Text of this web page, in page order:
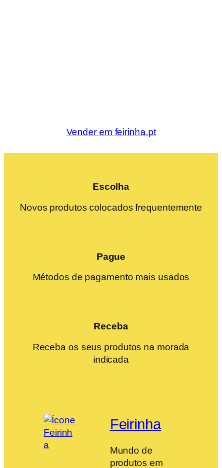
Vender em feirinha.pt
Escolha
Novos produtos colocados frequentemente
Pague
Métodos de pagamento mais usados
Receba
Receba os seus produtos na morada
indicada
Feirinha
Mundo de
produtos em